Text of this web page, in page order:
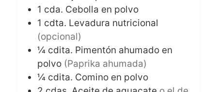
1 cda. Cebolla en polvo
1 cdta. Levadura nutricional
(opcional)
¼ cdita. Pimentón ahumado en
polvo (Paprika ahumada)
¼ cdita. Comino en polvo